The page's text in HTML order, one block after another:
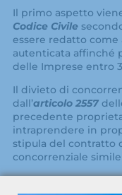
Il primo aspetto
Codice Civile
essere redatto
autenticata affinché
delle Imprese entro
Il divieto di
dall’articolo 2557
precedente
intraprendere in
stipula del contratto
concorrenziale